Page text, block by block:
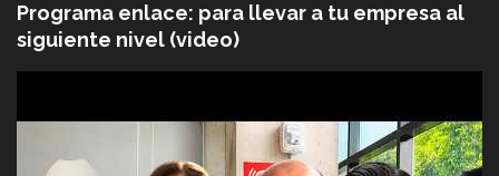
Programa enlace: para llevar a tu empresa al
siguiente nivel (video)